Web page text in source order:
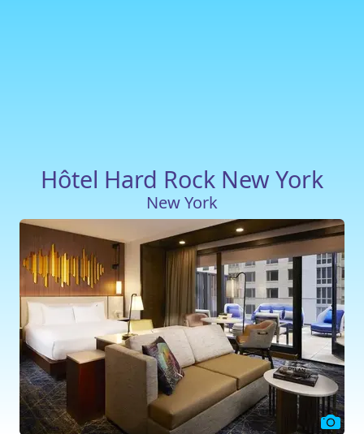
Hôtel Hard Rock New York
New York